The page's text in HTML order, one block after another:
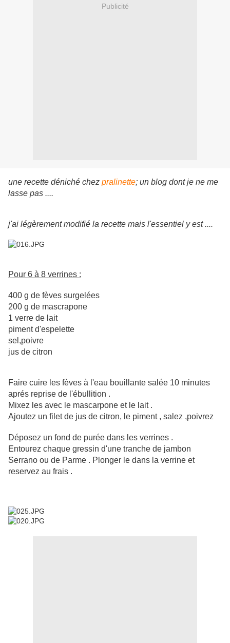
Publicité
une recette déniché chez pralinette; un blog dont je ne me
lasse pas ....
j'ai légèrement modifié la recette mais l'essentiel y est ....
Pour 6 à 8 verrines :
400 g de fèves surgelées
200 g de mascrapone
1 verre de lait
piment d'espelette
sel,poivre
jus de citron
Faire cuire les fèves à l'eau bouillante salée 10 minutes
aprés reprise de l'ébullition .
Mixez les avec le mascarpone et le lait .
Ajoutez un filet de jus de citron, le piment , salez ,poivrez
Déposez un fond de purée dans les verrines .
Entourez chaque gressin d'une tranche de jambon
Serrano ou de Parme . Plonger le dans la verrine et
reservez au frais .